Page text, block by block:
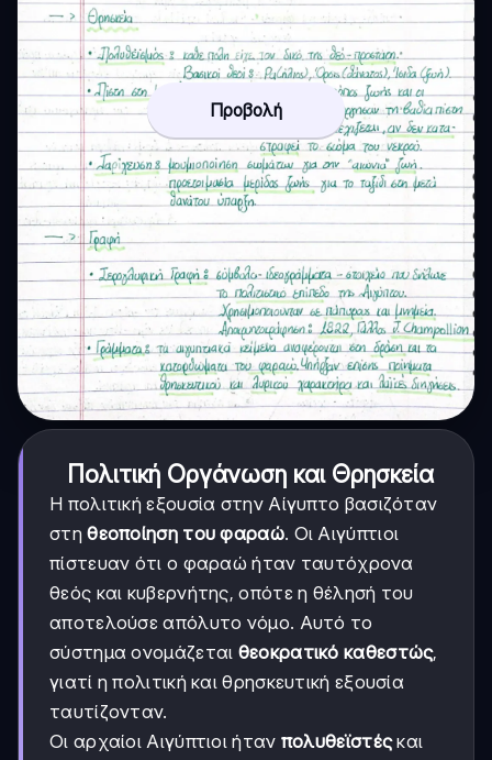
Προβολή
Πολιτική Οργάνωση και Θρησκεία
Η πολιτική εξουσία στην Αίγυπτο βασιζόταν
στηθεοποίηση του φαραώ. Οι Αιγύπτιοι
πίστευαν ότι ο φαραώ ήταν ταυτόχρονα
θεός και κυβερνήτης, οπότε η θέλησή του
αποτελούσε απόλυτο νόμο. Αυτό το
σύστημα ονομάζεται θεοκρατικό καθεστώς,
γιατί η πολιτική και θρησκευτική εξουσία
ταυτίζονταν.
Οι αρχαίοι Αιγύπτιοι ήταν πολυθεϊστέςκαι